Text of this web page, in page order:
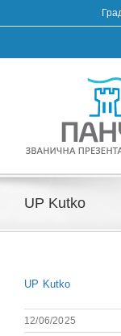
to
UP Kutko
UP Kutko
12/06/2025